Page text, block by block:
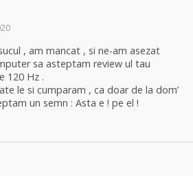
, am mancat , si ne-am asezat
sa asteptam review ul tau
120 Hz .
le si cumparam , ca doar de la dom’
un semn : Asta e ! pe el !